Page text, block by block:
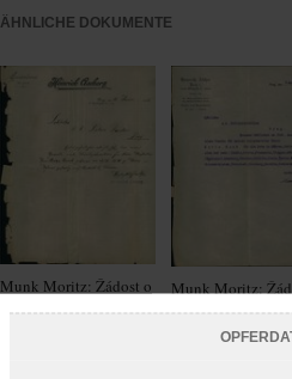
ÄHNLICHE DOKUMENTE
Munk Moritz: Žádost o
udělení víza
Munk Moritz:
vydání